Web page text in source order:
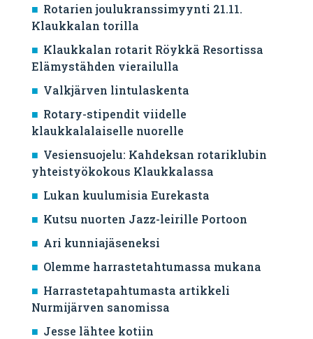
Rotarien joulukranssimyynti 21.11.
Klaukkalan torilla
Klaukkalan rotarit Röykkä Resortissa
Elämystähden vierailulla
Valkjärven lintulaskenta
Rotary-stipendit viidelle
klaukkalalaiselle nuorelle
Vesiensuojelu: Kahdeksan rotariklubin
yhteistyökokous Klaukkalassa
Lukan kuulumisia Eurekasta
Kutsu nuorten Jazz-leirille Portoon
Ari kunniajäseneksi
Olemme harrastetahtumassa mukana
Harrastetapahtumasta artikkeli
Nurmijärven sanomissa
Jesse lähtee kotiin